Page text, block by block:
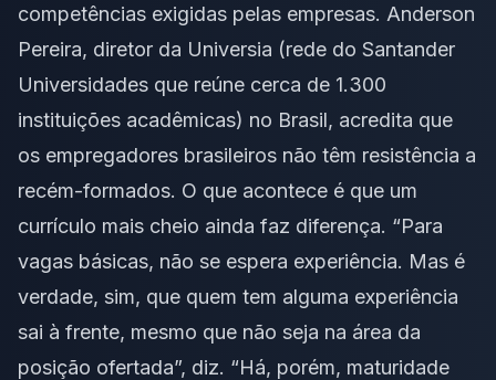
competências exigidas pelas empresas. Anderson
Pereira, diretor da Universia (rede do Santander
Universidades que reúne cerca de 1.300
instituições acadêmicas) no Brasil, acredita que
os empregadores brasileiros não têm resistência a
recém-formados. O que acontece é que um
currículo mais cheio ainda faz diferença. “Para
vagas básicas, não se espera experiência. Mas é
verdade, sim, que quem tem alguma experiência
sai à frente, mesmo que não seja na área da
posição ofertada”, diz. “Há, porém, maturidade